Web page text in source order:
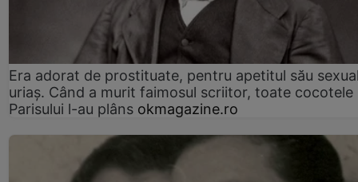
Era adorat de prostituate, pentru apetitul său
uriaș. Când a murit faimosul scriitor, toate cocotele
Parisului l-au plâns okmagazine.ro